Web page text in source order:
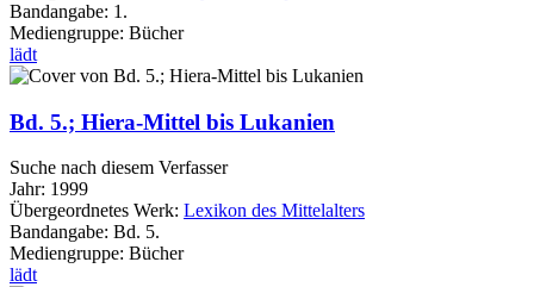
Bandangabe: 1.
Mediengruppe: Bücher
lädt
Bd. 5.; Hiera-Mittel bis Lukanien
Suche nach diesem Verfasser
Jahr: 1999
Übergeordnetes Werk: Lexikon des Mittelalters
Bandangabe: Bd. 5.
Mediengruppe: Bücher
lädt